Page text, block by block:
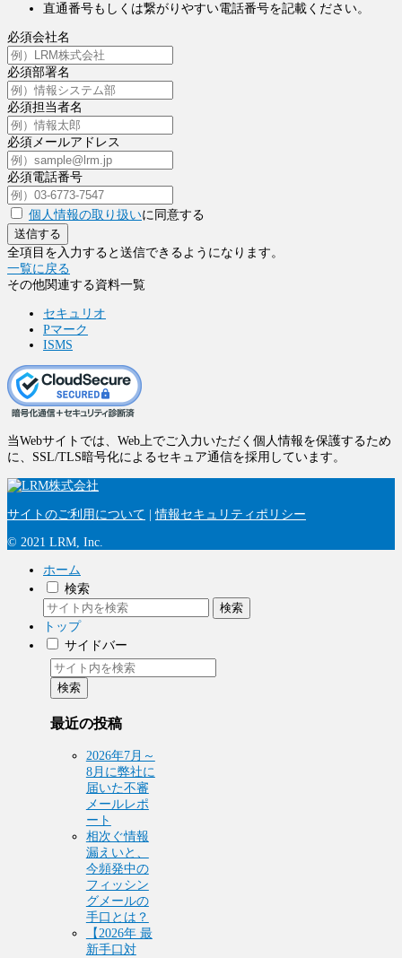
直通番号もしくは繋がりやすい電話番号を記載ください。
必須会社名
必須部署名
必須担当者名
必須 メールアドレス
必須電話番号
個人情報の取り扱いに同意する
送信する
全項目を入力すると送信できるようになります。
一覧に戻る
その他関連する資料一覧
セキュリオ
Pマーク
ISMS
当Webサイトでは、Web上でご入力いただく個人情報を保護するため
に、SSL/TLS暗号化によるセキュア通信を採用しています。
サイトのご利用について |情報セキュリティポリシー
© 2021 LRM, Inc.
ホーム
検索
検索
トップ
サイドバー
検索
最近の投稿
2026年7月～
8月に弊社に
届いた不審
メールレポ
ート
相次ぐ情報
漏えいと、
今頻発中の
フィッシン
グメールの
手口とは？
【2026年 最
新手口対